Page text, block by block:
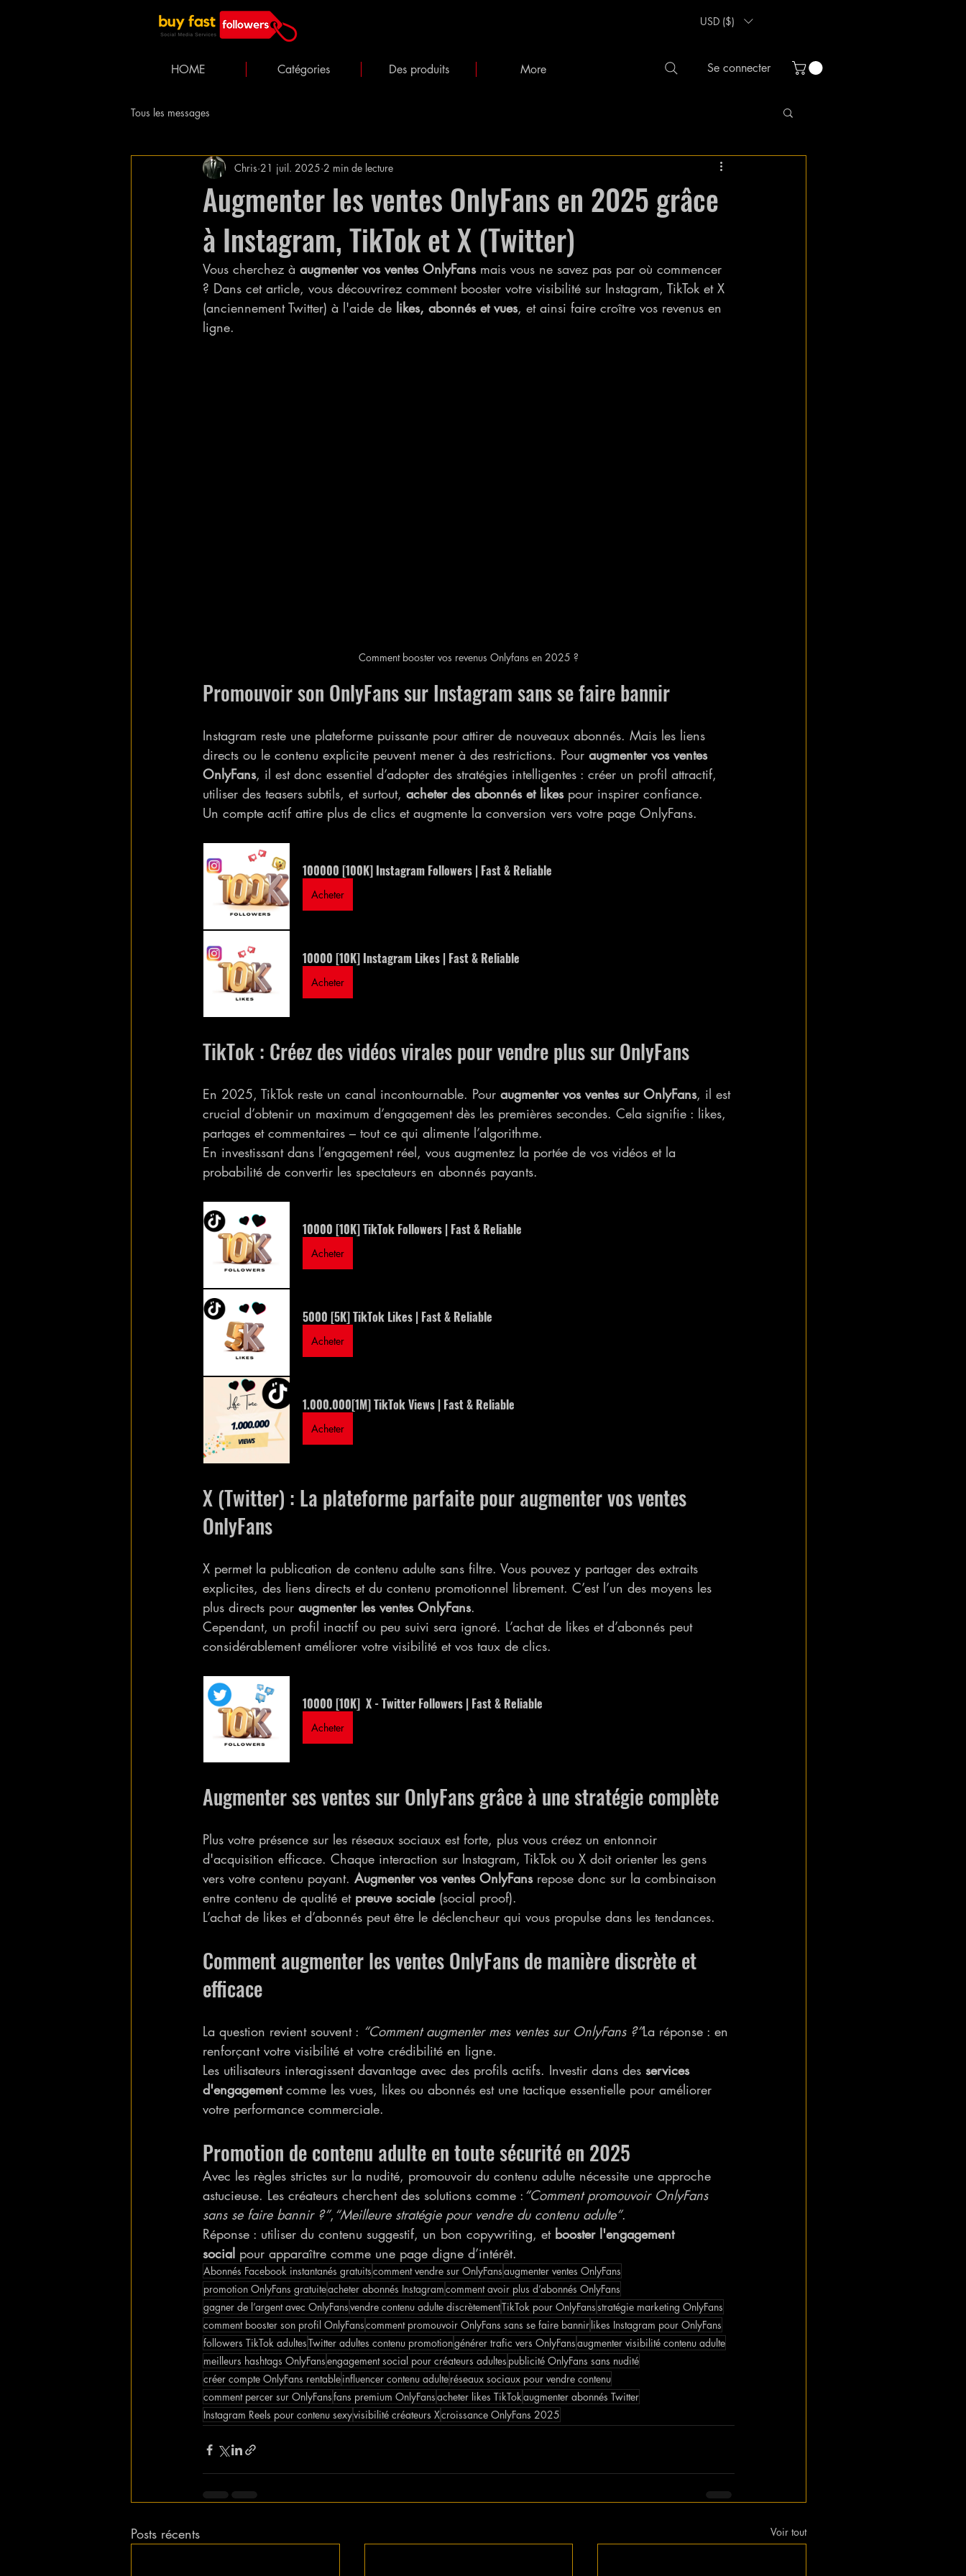
HOME Catégories Des produits More
USD ($)
Se connecter
Tous les messages
Augmenter les ventes OnlyFans en 2025 grâce
à Instagram, TikTok et X (Twitter)
Chris 21 juil. 2025 2 min de lecture
Vous cherchez à augmenter vos ventes OnlyFans mais vous ne savez pas par où commencer
? Dans cet article, vous découvrirez comment booster votre visibilité sur Instagram, TikTok et X
(anciennement Twitter) à l'aide de likes, abonnés et vues, et ainsi faire croître vos revenus en
ligne.
Comment booster vos revenus Onlyfans en 2025 ?
Promouvoir son OnlyFans sur Instagram sans se faire bannir
Instagram reste une plateforme puissante pour attirer de nouveaux abonnés. Mais les liens
directs ou le contenu explicite peuvent mener à des restrictions. Pour augmenter vos ventes
OnlyFans, il est donc essentiel d’adopter des stratégies intelligentes : créer un profil attractif,
utiliser des teasers subtils, et surtout, acheter des abonnés et likes pour inspirer confiance.
Un compte actif attire plus de clics et augmente la conversion vers votre page OnlyFans.
100000 [100K] Instagram Followers | Fast & Reliable
Acheter
10000 [10K] Instagram Likes | Fast & Reliable
Acheter
TikTok : Créez des vidéos virales pour vendre plus sur OnlyFans
En 2025, TikTok reste un canal incontournable. Pour augmenter vos ventes sur OnlyFans, il est
crucial d’obtenir un maximum d’engagement dès les premières secondes. Cela signifie : likes,
partages et commentaires – tout ce qui alimente l’algorithme.
En investissant dans l’engagement réel, vous augmentez la portée de vos vidéos et la
probabilité de convertir les spectateurs en abonnés payants.
10000 [10K] TikTok Followers | Fast & Reliable
Acheter
5000 [5K] TikTok Likes | Fast & Reliable
Acheter
1.000.000[1M] TikTok Views | Fast & Reliable
Acheter
X (Twitter) : La plateforme parfaite pour augmenter vos ventes
OnlyFans
X permet la publication de contenu adulte sans filtre. Vous pouvez y partager des extraits
explicites, des liens directs et du contenu promotionnel librement. C’est l’un des moyens les
plus directs pour augmenter les ventes OnlyFans.
Cependant, un profil inactif ou peu suivi sera ignoré. L’achat de likes et d’abonnés peut
considérablement améliorer votre visibilité et vos taux de clics.
10000 [10K]  X - Twitter Followers | Fast & Reliable
Acheter
Augmenter ses ventes sur OnlyFans grâce à une stratégie complète
Plus votre présence sur les réseaux sociaux est forte, plus vous créez un entonnoir
d'acquisition efficace. Chaque interaction sur Instagram, TikTok ou X doit orienter les gens
vers votre contenu payant. Augmenter vos ventes OnlyFans repose donc sur la combinaison
entre contenu de qualité et preuve sociale (social proof).
L’achat de likes et d’abonnés peut être le déclencheur qui vous propulse dans les tendances.
Comment augmenter les ventes OnlyFans de manière discrète et
efficace
La question revient souvent : “Comment augmenter mes ventes sur OnlyFans ?”La réponse : en
renforçant votre visibilité et votre crédibilité en ligne.
Les utilisateurs interagissent davantage avec des profils actifs. Investir dans des services
d'engagement comme les vues, likes ou abonnés est une tactique essentielle pour améliorer
votre performance commerciale.
Promotion de contenu adulte en toute sécurité en 2025
Avec les règles strictes sur la nudité, promouvoir du contenu adulte nécessite une approche
astucieuse. Les créateurs cherchent des solutions comme : “Comment promouvoir OnlyFans
sans se faire bannir ?”, “Meilleure stratégie pour vendre du contenu adulte”.
Réponse : utiliser du contenu suggestif, un bon copywriting, et booster l'engagement
social pour apparaître comme une page digne d’intérêt.
Abonnés Facebook instantanés gratuitscomment vendre sur OnlyFansaugmenter ventes OnlyFans
promotion OnlyFans gratuiteacheter abonnés Instagramcomment avoir plus d’abonnés OnlyFans
gagner de l’argent avec OnlyFansvendre contenu adulte discrètementTikTok pour OnlyFansstratégie marketing OnlyFans
comment booster son profil OnlyFanscomment promouvoir OnlyFans sans se faire bannir likes Instagram pour OnlyFans
followers TikTok adultesTwitter adultes contenu promotiongénérer trafic vers OnlyFansaugmenter visibilité contenu adulte
meilleurs hashtags OnlyFansengagement social pour créateurs adultes publicité OnlyFans sans nudité
créer compte OnlyFans rentableinfluencer contenu adulteréseaux sociaux pour vendre contenu
comment percer sur OnlyFansfans premium OnlyFansacheter likes TikTokaugmenter abonnés Twitter
Instagram Reels pour contenu sexyvisibilité créateurs Xcroissance OnlyFans 2025
Posts récents Voir tout